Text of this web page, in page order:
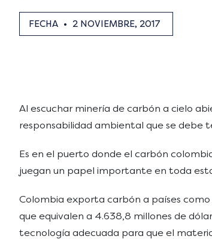
FECHA • 2 NOVIEMBRE, 2017
Al escuchar minería de carbón a cielo
responsabilidad ambiental que se debe
Es en el puerto donde el carbón
juegan un papel importante en toda
Colombia exporta carbón a países como
que equivalen a 4.638,8 millones de
tecnología adecuada para que el